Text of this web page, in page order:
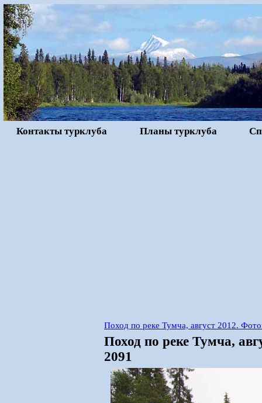
Контакты турклуба Планы турклуба
Поход по реке Тумча, август 2012.
Поход по реке Тумча,
2091